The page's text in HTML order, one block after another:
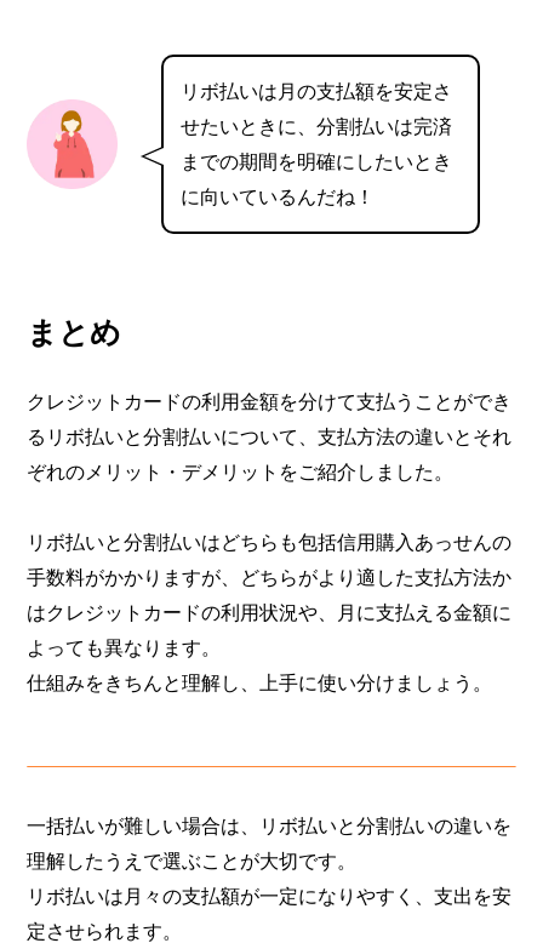
リボ払いは月の支払額を安定さ
せたいときに、分割払いは完済
までの期間を明確にしたいとき
に向いているんだね！
まとめ
クレジットカードの利用金額を分けて支払うことができ
るリボ払いと分割払いについて、支払方法の違いとそれ
ぞれのメリット・デメリットをご紹介しました。
リボ払いと分割払いはどちらも包括信用購入あっせんの
手数料がかかりますが、どちらがより適した支払方法か
はクレジットカードの利用状況や、月に支払える金額に
よっても異なります。
仕組みをきちんと理解し、上手に使い分けましょう。
一括払いが難しい場合は、リボ払いと分割払いの違いを
理解したうえで選ぶことが大切です。
リボ払いは月々の支払額が一定になりやすく、支出を安
定させられます。